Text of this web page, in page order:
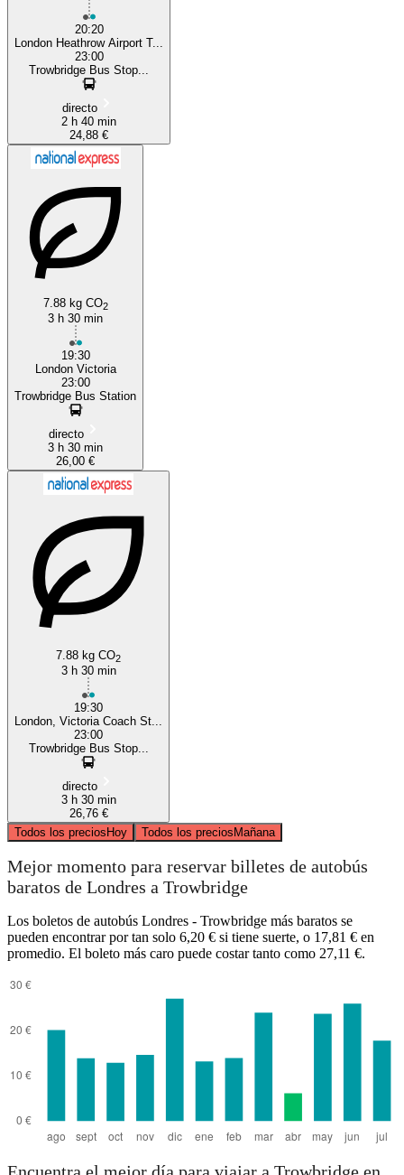
20:20
London Heathrow Airport T...
23:00
Trowbridge Bus Stop...
directo
2 h 40 min
24,88 €
7.88 kg CO2
3 h 30 min
19:30
London Victoria
23:00
Trowbridge Bus Station
directo
3 h 30 min
26,00 €
7.88 kg CO2
3 h 30 min
19:30
London, Victoria Coach St...
23:00
Trowbridge Bus Stop...
directo
3 h 30 min
26,76 €
Todos los preciosHoy Todos los preciosMañana
Mejor momento para reservar billetes de autobús
baratos de Londres a Trowbridge
Los boletos de autobús Londres - Trowbridge más baratos se
pueden encontrar por tan solo 6,20 € si tiene suerte, o 17,81 € en
promedio. El boleto más caro puede costar tanto como 27,11 €.